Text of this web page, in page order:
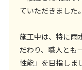
ていただきました。
施工中は、特に雨
だわり、職人とも
性能」を目指しま